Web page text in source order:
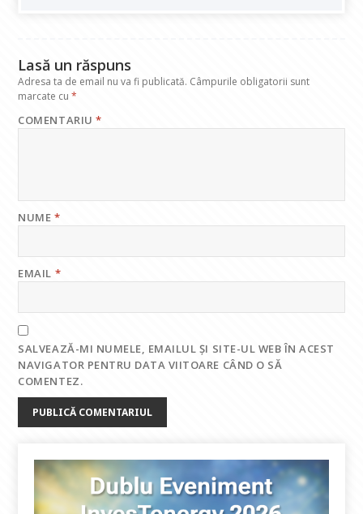
Lasă un răspuns
Adresa ta de email nu va fi publicată. Câmpurile obligatorii sunt
marcate cu*
COMENTARIU*
NUME*
EMAIL *
SALVEAZĂ-MI NUMELE, EMAILUL ȘI SITE-UL WEB ÎN ACEST
NAVIGATOR PENTRU DATA VIITOARE CÂND O SĂ
COMENTEZ.